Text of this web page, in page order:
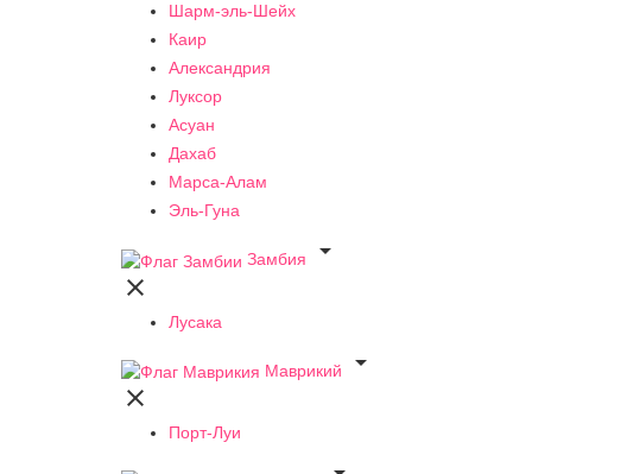
Шарм-эль-Шейх
Каир
Александрия
Луксор
Асуан
Дахаб
Марса-Алам
Эль-Гуна
Замбия


Лусака
Маврикий


Порт-Луи